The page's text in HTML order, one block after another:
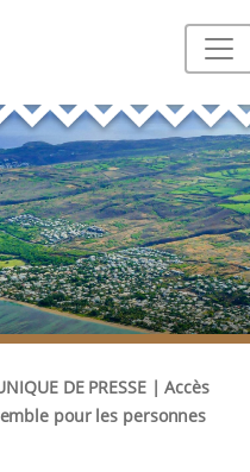
DE PRESSE | Accès
pour les personnes